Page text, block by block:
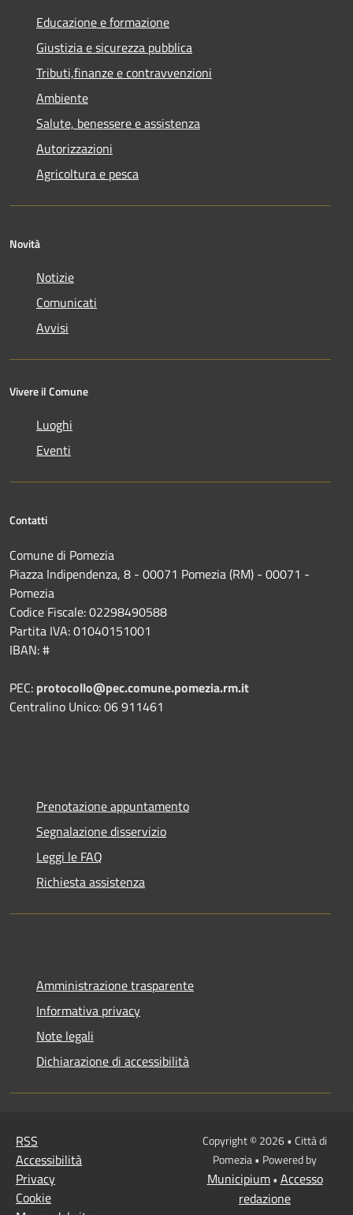
Educazione e formazione
Giustizia e sicurezza pubblica
Tributi,finanze e contravvenzioni
Ambiente
Salute, benessere e assistenza
Autorizzazioni
Agricoltura e pesca
Novità
Notizie
Comunicati
Avvisi
Vivere il Comune
Luoghi
Eventi
Contatti
Comune di Pomezia
Piazza Indipendenza, 8 - 00071 Pomezia (RM) - 00071 -
Pomezia
Codice Fiscale: 02298490588
Partita IVA: 01040151001
IBAN: #
PEC: protocollo@pec.comune.pomezia.rm.it
Centralino Unico: 06 911461
Prenotazione appuntamento
Segnalazione disservizio
Leggi le FAQ
Richiesta assistenza
Amministrazione trasparente
Informativa privacy
Note legali
Dichiarazione di accessibilità
RSS
Accessibilità
Privacy
Cookie
Copyright © 2026 • Città di
Pomezia • Powered by
Municipium• Accesso
redazione